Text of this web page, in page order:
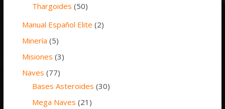
Thargoides (50)
Manual Español Elite (2)
Minería (5)
Misiones (3)
Naves (77)
Bases Asteroides (30)
Mega Naves (21)